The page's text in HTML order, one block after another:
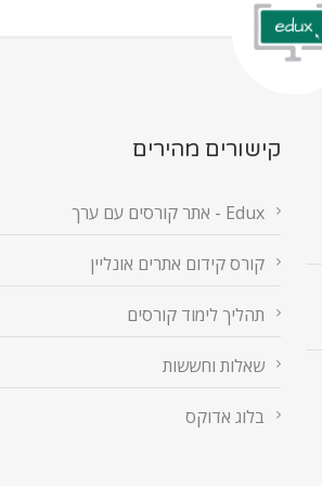
קישורים מהירים
Edux - אתר קורסים עם ערך
קורס קידום אתרים אונליין
תהליך לימוד קורסים
שאלות וחששות
בלוג אדוקס